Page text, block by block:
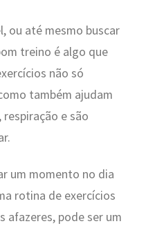
ou até mesmo buscar
treino é algo que
não só
também ajudam
respiração e são
um momento no dia
rotina de exercícios
afazeres, pode ser um